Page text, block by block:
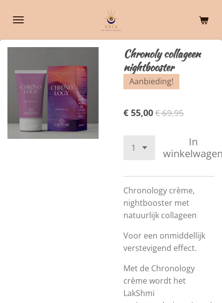
direct
de
Chronoly collageen
nightbooster
Aanbieding!
€ 55,00€ 69,95
In
Chronology crème,
nightbooster met
natuurlijk collageen
Voor een onmiddellijk
verstevigend effect.
Met de Chronology
crème wordt het
LakShmi